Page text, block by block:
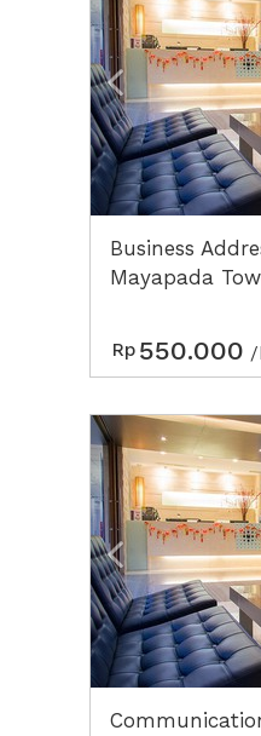
Business
Mayapada
Rp 550.000 /
Previous